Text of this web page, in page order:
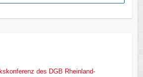
des DGB Rheinland-